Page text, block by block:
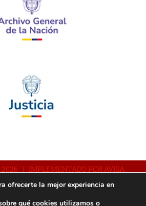
2026 | IMPLEMENTADO POR AVISA
ofrecerte la mejor experiencia en
qué cookies utilizamos o